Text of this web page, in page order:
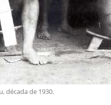
década de 1930.